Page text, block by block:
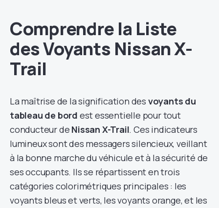
Comprendre la Liste
des Voyants Nissan X-
Trail
La maîtrise de la signification des voyants du
tableau de bord est essentielle pour tout
conducteur de Nissan X-Trail. Ces indicateurs
lumineux sont des messagers silencieux, veillant
à la bonne marche du véhicule et à la sécurité de
ses occupants. Ils se répartissent en trois
catégories colorimétriques principales : les
voyants bleus et verts, les voyants orange, et les